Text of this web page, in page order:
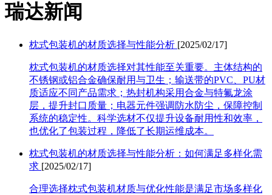
瑞达新闻
枕式包装机的材质选择与性能分析 [2025/02/17]
枕式包装机的材质选择对其性能至关重要。主体结构的
不锈钢或铝合金确保耐用与卫生；输送带的PVC、PU材
质适应不同产品需求；热封机构采用合金与特氟龙涂
层，提升封口质量；电器元件强调防水防尘，保障控制
系统的稳定性。科学选材不仅提升设备耐用性和效率，
也优化了包装过程，降低了长期运维成本。
枕式包装机的材质选择与性能分析：如何满足多样化需
求 [2025/02/17]
合理选择枕式包装机材质与优化性能是满足市场多样化